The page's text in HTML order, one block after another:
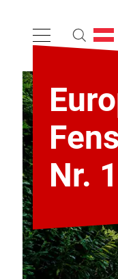
Nr. 1